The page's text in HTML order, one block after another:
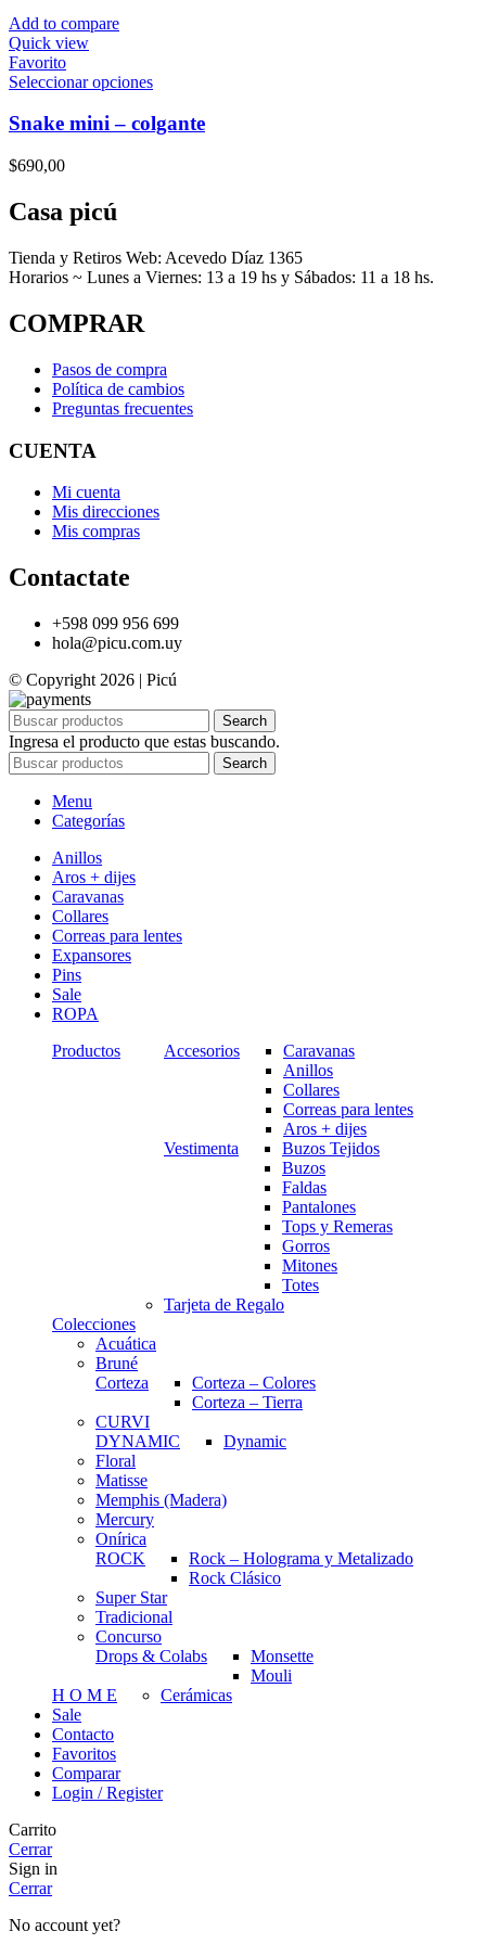
la
página
de
Add to compare
Quick view
Favorito
Seleccionar opcionesEste
tiene
múltiples
elegir
en
Snake mini – colgante
$690,00
Casa picú
Tienda y Retiros Web: Acevedo Díaz 1365
Horarios ~ Lunes a Viernes: 13 a 19 hs y Sábados: 11 a 18 hs.
COMPRAR
Pasos de compra
Política de cambios
Preguntas frecuentes
CUENTA
Mi cuenta
Mis direcciones
Mis compras
Contactate
+598 099 956 699
hola@picu.com.uy
© Copyright 2026 | Picú
Search
Ingresa el producto que estas buscando.
Search
Menu
Categorías
Anillos
Aros + dijes
Caravanas
Collares
Correas para lentes
Expansores
Pins
Sale
ROPA
Productos
Accesorios
Caravanas
Anillos
Collares
Correas para lentes
Aros + dijes
Vestimenta
Buzos Tejidos
Buzos
Faldas
Pantalones
Tops y Remeras
Gorros
Mitones
Totes
Tarjeta de Regalo
Colecciones
Acuática
Bruné
Corteza
Corteza – Colores
Corteza – Tierra
CURVI
DYNAMIC
Dynamic
Floral
Matisse
Memphis (Madera)
Mercury
Onírica
ROCK
Rock – Holograma y Metalizado
Rock Clásico
Super Star
Tradicional
Concurso
Drops & Colabs
Monsette
Mouli
H O M E
Cerámicas
Sale
Contacto
Favoritos
Comparar
Login / Register
Carrito
Cerrar
Sign in
Cerrar
No account yet?